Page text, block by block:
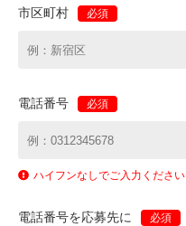
市区町村 必須
電話番号 必須
ハイフンなしでご入力ください
電話番号を応募先に 必須